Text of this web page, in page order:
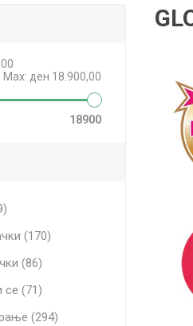
Max: ден 18.900,00
18900
(170)
(86)
се (71)
(294)